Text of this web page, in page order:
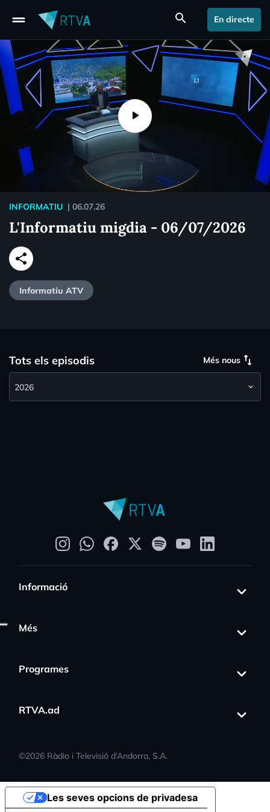
drag_handle search En directe
INFORMATIU | 06.07.26
L'Informatiu migdia - 06/07/2026
share
Informatiu ATV
Tots els episodis Més nous swap_vert
Informació
Més
Programes
RTVA.ad
©2026 Ràdio i Televisió d’Andorra, S.A.
Les seves opcions de privadesa